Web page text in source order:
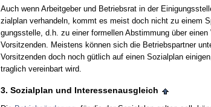
Auch wenn Ar­beit­ge­ber und Be­triebs­rat in der
zi­al­plan ver­han­deln, kommt es meist doch nicht zu ei­nem
gungs­stel­le, d.h. zu ei­ner for­mel­len Ab­stim­mung über ei­nen
Vor­sit­zen­den. Meis­tens können sich die Be­triebs­part­ner
Vor­sit­zen­den doch noch gütlich auf ei­nen So­zi­al­plan
trag­lich ver­ein­bart wird.
3. So­zi­al­plan und In­ter­es­sen­aus­gleich